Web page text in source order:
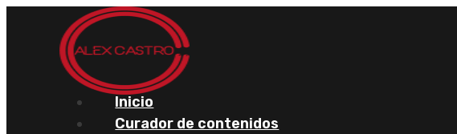
contenido
Inicio
Curador de contenidos